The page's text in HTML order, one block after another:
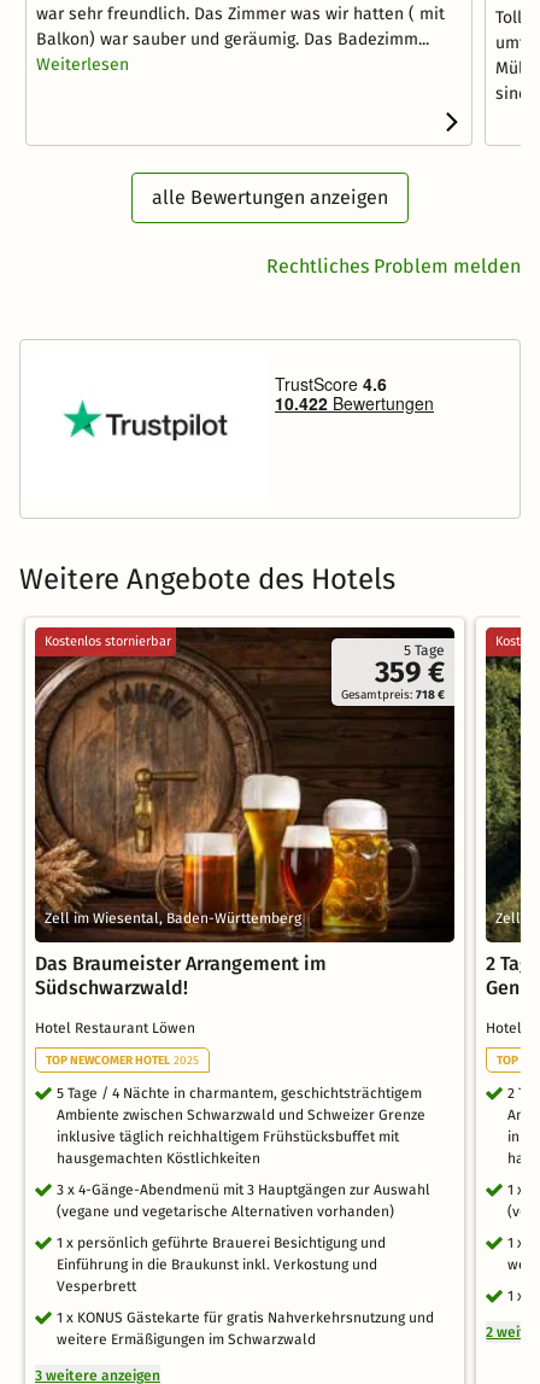
war sehr freundlich. Das Zimmer was wir hatten ( mit
Balkon) war sauber und geräumig. Das Badezimm...
Weiterlesen
sind
alle Bewertungen anzeigen
Rechtliches Problem melden
Weitere Angebote des Hotels
5 Tage
359 €
Gesamtpreis:718 €
Kostenlos stornierbar
Zell im Wiesental, Baden-Württemberg
Das Braumeister Arrangement im
Südschwarzwald!
Hotel Restaurant Löwen
TOP NEWCOMER HOTEL 2025
5 Tage / 4 Nächte in charmantem, geschichtsträchtigem
Ambiente zwischen Schwarzwald und Schweizer Grenze
inklusive täglich reichhaltigem Frühstücksbuffet mit
hausgemachten Köstlichkeiten
3 x 4-Gänge-Abendmenü mit 3 Hauptgängen zur Auswahl
(vegane und vegetarische Alternativen vorhanden)
1 x persönlich geführte Brauerei Besichtigung und
Einführung in die Braukunst inkl. Verkostung und
Vesperbrett
1 x KONUS Gästekarte für gratis Nahverkehrsnutzung und
weitere Ermäßigungen im Schwarzwald
3 weitere anzeigen
Zell
2
Hotel
TOP
2
1 x
1 x
1 x
2